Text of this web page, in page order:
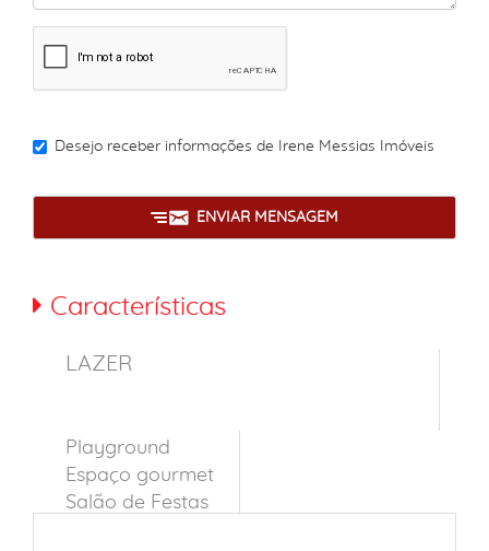
Desejo receber informações de Irene Messias Imóveis
ENVIAR MENSAGEM
Características
LAZER
Playground
Espaço gourmet
Salão de Festas